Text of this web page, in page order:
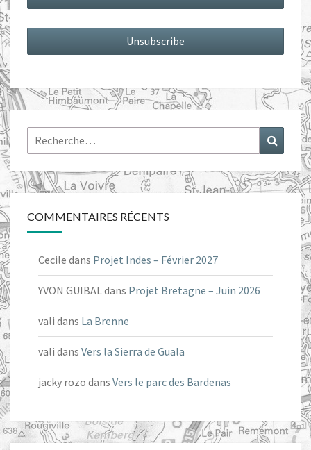
Rechercher :
COMMENTAIRES RÉCENTS
Cecile dans Projet Indes – Février 2027
YVON GUIBALdans Projet Bretagne – Juin 2026
vali dans La Brenne
vali dans Vers la Sierra de Guala
jacky rozo dans Vers le parc des Bardenas